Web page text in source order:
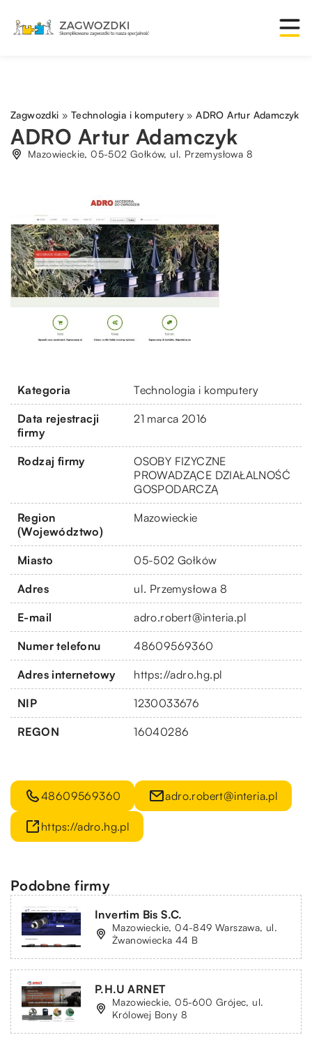
Zagwozdki » Technologia i komputery »ADRO Artur Adamczyk
ADRO Artur Adamczyk
Mazowieckie, 05-502 Gołków, ul. Przemysłowa 8
Kategoria Technologia i komputery
Data rejestracji
firmy
21 marca 2016
Rodzaj firmy
OSOBY FIZYCZNE
PROWADZĄCE DZIAŁALNOŚĆ
GOSPODARCZĄ
Region
(Województwo)
Mazowieckie
Miasto 05-502 Gołków
Adres ul. Przemysłowa 8
E-mail adro.robert@interia.pl
Numer telefonu 48609569360
Adres internetowy https://adro.hg.pl
NIP 1230033676
REGON 16040286
48609569360 adro.robert@interia.pl
https://adro.hg.pl
Podobne firmy
Invertim Bis S.C.
Mazowieckie, 04-849 Warszawa, ul.
Żwanowiecka 44 B
P.H.U ARNET
Mazowieckie, 05-600 Grójec, ul.
Królowej Bony 8